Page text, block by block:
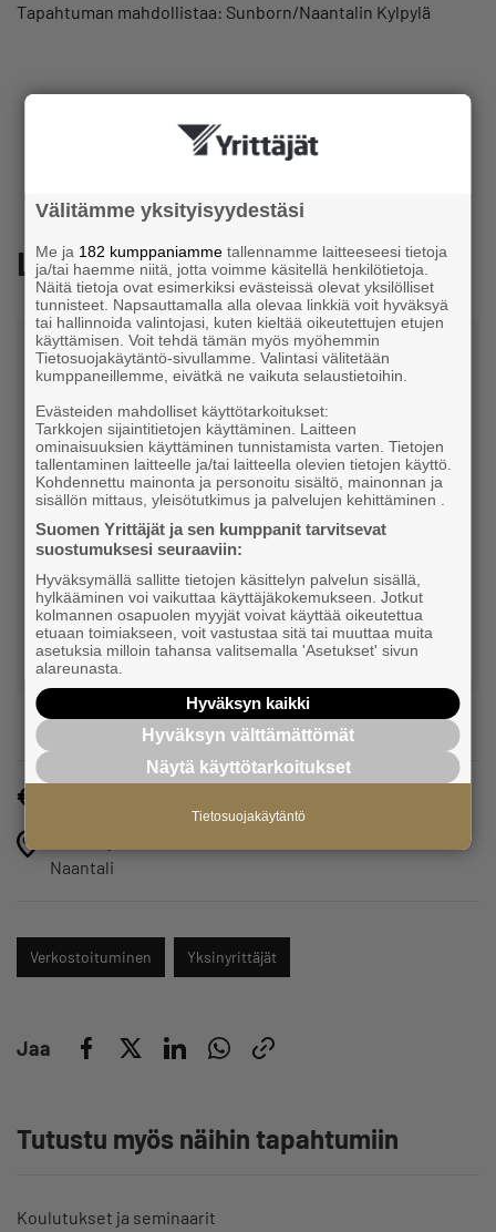
Tapahtuman mahdollistaa: Sunborn/Naantalin Kylpylä
Lisätiedot
Niina Pekkala
tapahtuma- ja kumppanivastaava
Varsinais-Suomen Yrittäjät
040 736 4205
niina.pekkala@yrittajat.fi
Naantali
Verkostoituminen Yksinyrittäjät
Jaa
Tutustu myös näihin tapahtumiin
Koulutukset ja seminaarit
Välitämme yksityisyydestäsi
Me ja 182 kumppaniamme tallennamme laitteeseesi tietoja
ja/tai haemme niitä, jotta voimme käsitellä henkilötietoja.
Näitä tietoja ovat esimerkiksi evästeissä olevat yksilölliset
tunnisteet. Napsauttamalla alla olevaa linkkiä voit hyväksyä
tai hallinnoida valintojasi, kuten kieltää oikeutettujen etujen
käyttämisen. Voit tehdä tämän myös myöhemmin
Tietosuojakäytäntö-sivullamme. Valintasi välitetään
kumppaneillemme, eivätkä ne vaikuta selaustietoihin.
Evästeiden mahdolliset käyttötarkoitukset:
Tarkkojen sijaintitietojen käyttäminen. Laitteen
ominaisuuksien käyttäminen tunnistamista varten. Tietojen
tallentaminen laitteelle ja/tai laitteella olevien tietojen käyttö.
Kohdennettu mainonta ja personoitu sisältö, mainonnan ja
sisällön mittaus, yleisötutkimus ja palvelujen kehittäminen .
Suomen Yrittäjät ja sen kumppanit tarvitsevat
suostumuksesi seuraaviin:
Hyväksymällä sallitte tietojen käsittelyn palvelun sisällä,
hylkääminen voi vaikuttaa käyttäjäkokemukseen. Jotkut
kolmannen osapuolen myyjät voivat käyttää oikeutettua
etuaan toimiakseen, voit vastustaa sitä tai muuttaa muita
asetuksia milloin tahansa valitsemalla 'Asetukset' sivun
alareunasta.
Hyväksyn kaikki
Hyväksyn välttämättömät
Näytä käyttötarkoitukset
Tietosuojakäytäntö